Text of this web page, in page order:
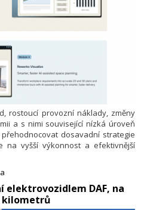
rostoucí provozní náklady, změny
a s nimi související nízká úroveň
dosavadní strategie
na vyšší výkonnost a efektivnější
přináší Colliers digitální platformu
využití kanceláří pomoci, a to
tradičních postupů.
elektrovozidlem DAF, na
kilometrů